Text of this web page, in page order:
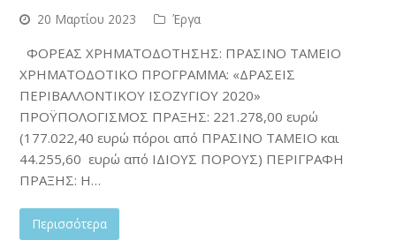
20 Μαρτίου 2023 Έργα
ΦΟΡΕΑΣ ΧΡΗΜΑΤΟΔΟΤΗΣΗΣ: ΠΡΑΣΙΝΟ ΤΑΜΕΙΟ
ΧΡΗΜΑΤΟΔΟΤΙΚΟ ΠΡΟΓΡΑΜΜΑ: «ΔΡΑΣΕΙΣ
ΠΕΡΙΒΑΛΛΟΝΤΙΚΟΥ ΙΣΟΖΥΓΙΟΥ 2020»
ΠΡΟΫΠΟΛΟΓΙΣΜΟΣ ΠΡΑΞΗΣ: 221.278,00 ευρώ
(177.022,40 ευρώ πόροι από ΠΡΑΣΙΝΟ ΤΑΜΕΙΟ και
44.255,60 ευρώ από ΙΔΙΟΥΣ ΠΟΡΟΥΣ) ΠΕΡΙΓΡΑΦΗ
ΠΡΑΞΗΣ: Η…
Περισσότερα